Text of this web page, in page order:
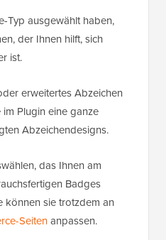
Typ ausgewählt haben,
der Ihnen hilft, sich
ist.
erweitertes Abzeichen
Plugin eine ganze
Abzeichendesigns.
das Ihnen am
Badges
können sie trotzdem an
Seitenanpassen.